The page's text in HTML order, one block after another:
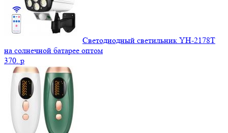
Светодиодный светильник YH-2178T
на солнечной батарее оптом
370. p